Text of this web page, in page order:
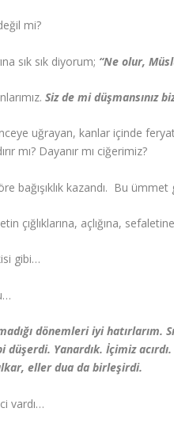
mi?
sık sık diyorum; “Ne olur,
Siz de mi düşmansınız
uğrayan, kanlar içinde
mı? Dayanır mı ciğerimiz?
bağışıklık kazandı. Bu ümmet
çığlıklarına, açlığına,
gibi…
dönemleri iyi
Yanardık. İçimiz
eller dua da birleşirdi.
vardı…